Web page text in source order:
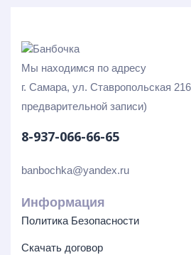
Мы находимся по адресу
г. Самара, ул. Ставропольская
предварительной записи)
8-937-066-66-65
banbochka@yandex.ru
Информация
Политика Безопасности
Скачать договор